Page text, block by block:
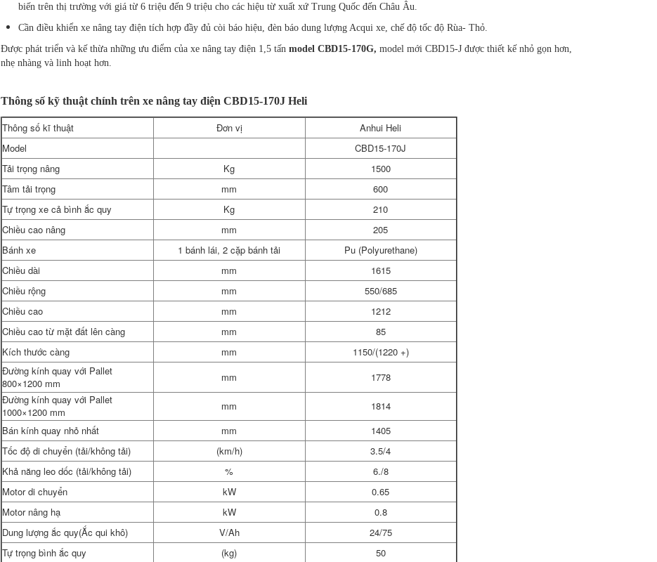
biến trên thị trường với giá từ 6 triệu đến 9 triệu cho các hiệu từ xuất xứ Trung Quốc đến Châu Âu.
Cần điều khiển xe nâng tay điện tích hợp đầy đủ còi báo hiệu, đèn báo dung lượng Acqui xe, chế độ tốc độ Rùa- Thỏ.
Được phát triển và kế thừa những ưu điểm của xe nâng tay điện 1,5 tấn model CBD15-170G, model mới CBD15-J được thiết kế nhỏ gọn hơn,
nhẹ nhàng và linh hoạt hơn.
Thông số kỹ thuật chính trên xe nâng tay điện CBD15-170J Heli
Thông số kĩ thuật Đơn vị
Anhui Heli
Model
CBD15-170J
Tải trọng nâng
Kg
1500
Tâm tải trọng
mm
600
Tự trọng xe cả bình ắc quy
Kg
210
Chiều cao nâng
mm
205
Bánh xe
1 bánh lái, 2 cặp bánh tải
Pu (Polyurethane)
Chiều dài
mm
1615
Chiều rộng
mm
550/685
Chiều cao
mm
1212
Chiều cao từ mặt đất lên càng
mm
85
Kích thước càng
mm
1150/(1220 +)
Đường kính quay với Pallet
800×1200 mm
mm
1778
Đường kính quay với Pallet
1000×1200 mm
mm
1814
Bán kính quay nhỏ nhất
mm
1405
Tốc độ di chuyển (tải/không tải)
(km/h)
3.5/4
Khả năng leo dốc (tải/không tải)
%
6./8
Motor di chuyển
kW
0.65
Motor nâng hạ
kW
0.8
Dung lượng ắc quy(Ắc qui khô)
V/Ah
24/75
Tự trọng bình ắc quy
(kg)
50